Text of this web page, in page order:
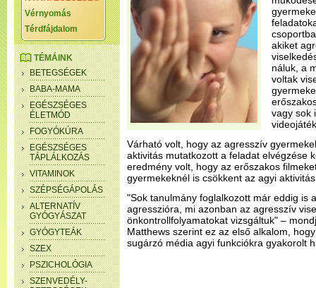
Vérnyomás
Térdfájdalom
TÉMÁINK
BETEGSÉGEK
BABA-MAMA
EGÉSZSÉGES
ÉLETMÓD
FOGYÓKÚRA
EGÉSZSÉGES
TÁPLÁLKOZÁS
VITAMINOK
SZÉPSÉGÁPOLÁS
ALTERNATÍV
GYÓGYÁSZAT
GYÓGYTEÁK
SZEX
PSZICHOLÓGIA
SZENVEDÉLY-
akiket
náluk, a
voltak
vagy sok
Várható volt, hogy az agresszív
aktivitás mutatkozott a feladat elvégzése
eredmény volt, hogy az erőszakos
gyermekeknél is csökkent az agyi
"Sok tanulmány foglalkozott már eddig is
agresszióra, mi azonban az agresszív
önkontrollfolyamatokat vizsgáltuk" –
Matthews szerint ez az első alkalom,
sugárzó média agyi funkciókra gyakorolt